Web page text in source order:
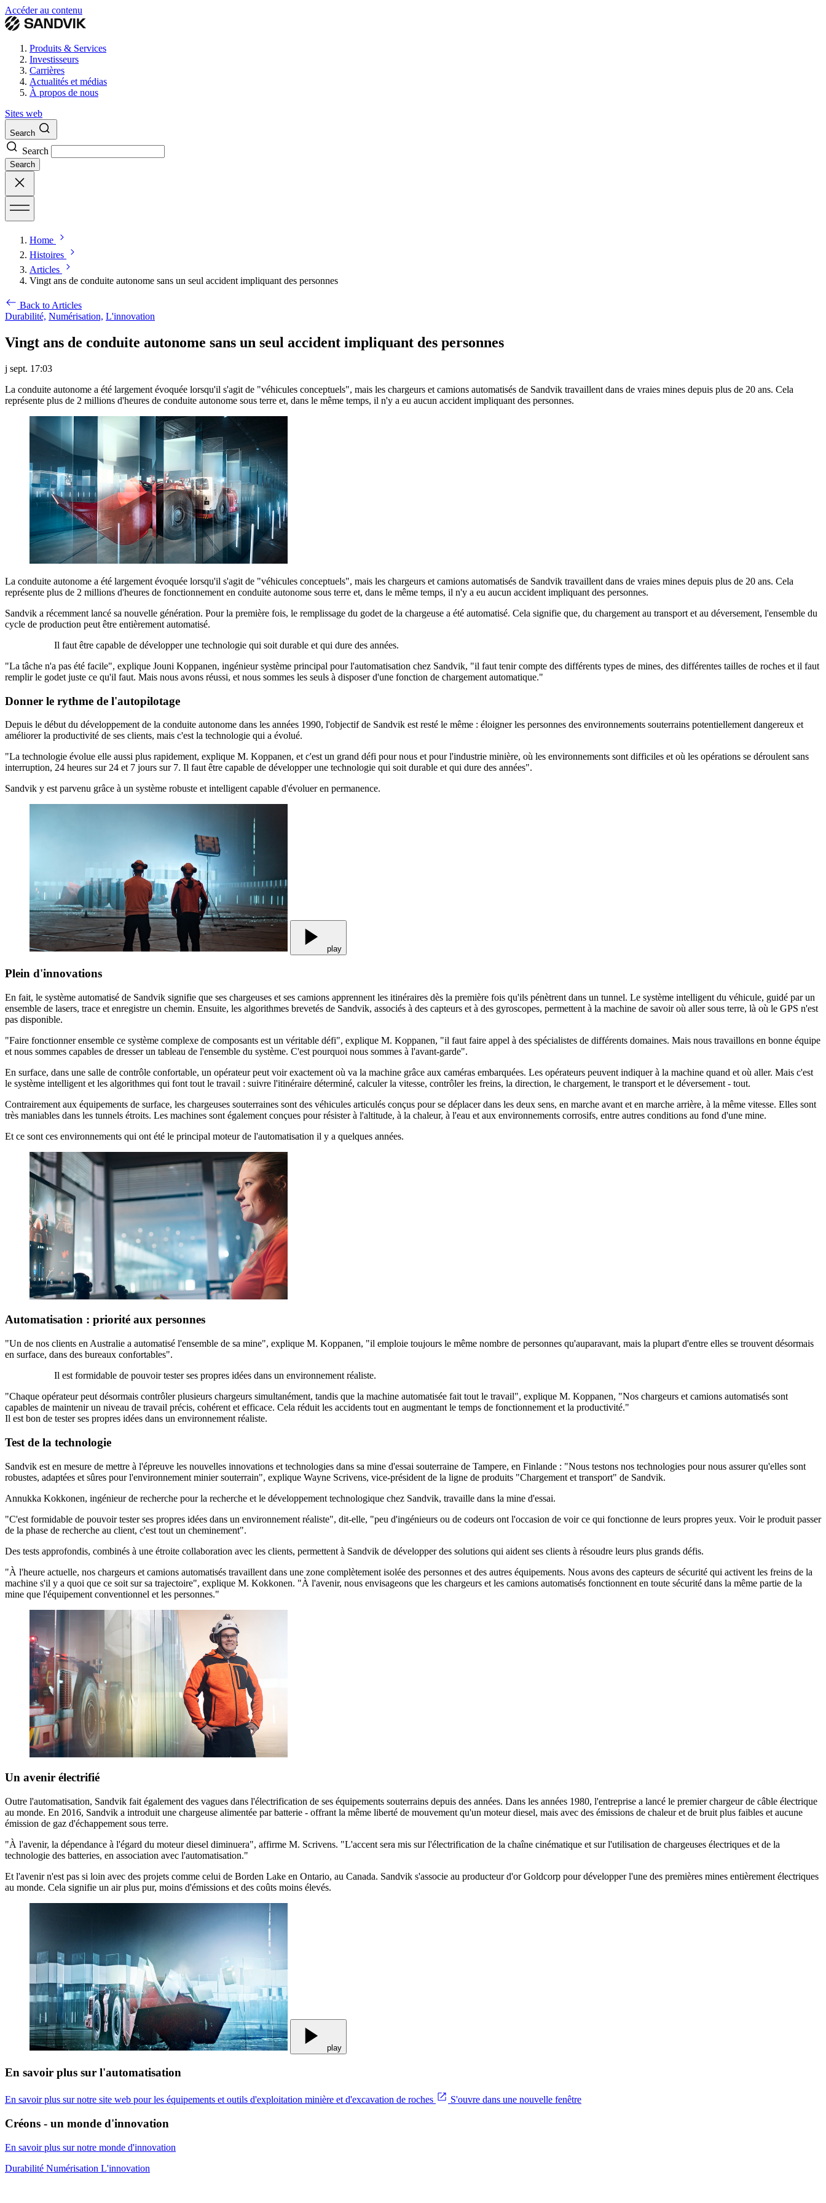
Accéder au contenu
Produits & Services
Investisseurs
Carrières
Actualités et médias
À propos de nous
Sites web
Search
Search
Search
Home
Histoires
Articles
Vingt ans de conduite autonome sans un seul accident impliquant des personnes
Back to Articles
Durabilité, Numérisation, L'innovation
Vingt ans de conduite autonome sans un seul accident impliquant des personnes
j sept. 17:03
La conduite autonome a été largement évoquée lorsqu'il s'agit de "véhicules conceptuels", mais les chargeurs et camions automatisés de Sandvik travaillent dans de vraies mines depuis plus de 20 ans. Cela
représente plus de 2 millions d'heures de conduite autonome sous terre et, dans le même temps, il n'y a eu aucun accident impliquant des personnes.
La conduite autonome a été largement évoquée lorsqu'il s'agit de "véhicules conceptuels", mais les chargeurs et camions automatisés de Sandvik travaillent dans de vraies mines depuis plus de 20 ans. Cela
représente plus de 2 millions d'heures de fonctionnement en conduite autonome sous terre et, dans le même temps, il n'y a eu aucun accident impliquant des personnes.
Sandvik a récemment lancé sa nouvelle génération. Pour la première fois, le remplissage du godet de la chargeuse a été automatisé. Cela signifie que, du chargement au transport et au déversement, l'ensemble du
cycle de production peut être entièrement automatisé.
Il faut être capable de développer une technologie qui soit durable et qui dure des années.
"La tâche n'a pas été facile", explique Jouni Koppanen, ingénieur système principal pour l'automatisation chez Sandvik, "il faut tenir compte des différents types de mines, des différentes tailles de roches et il faut
remplir le godet juste ce qu'il faut. Mais nous avons réussi, et nous sommes les seuls à disposer d'une fonction de chargement automatique."
Donner le rythme de l'autopilotage
Depuis le début du développement de la conduite autonome dans les années 1990, l'objectif de Sandvik est resté le même : éloigner les personnes des environnements souterrains potentiellement dangereux et
améliorer la productivité de ses clients, mais c'est la technologie qui a évolué.
"La technologie évolue elle aussi plus rapidement, explique M. Koppanen, et c'est un grand défi pour nous et pour l'industrie minière, où les environnements sont difficiles et où les opérations se déroulent sans
interruption, 24 heures sur 24 et 7 jours sur 7. Il faut être capable de développer une technologie qui soit durable et qui dure des années".
Sandvik y est parvenu grâce à un système robuste et intelligent capable d'évoluer en permanence.
play
Plein d'innovations
En fait, le système automatisé de Sandvik signifie que ses chargeuses et ses camions apprennent les itinéraires dès la première fois qu'ils pénètrent dans un tunnel. Le système intelligent du véhicule, guidé par un
ensemble de lasers, trace et enregistre un chemin. Ensuite, les algorithmes brevetés de Sandvik, associés à des capteurs et à des gyroscopes, permettent à la machine de savoir où aller sous terre, là où le GPS n'est
pas disponible.
"Faire fonctionner ensemble ce système complexe de composants est un véritable défi", explique M. Koppanen, "il faut faire appel à des spécialistes de différents domaines. Mais nous travaillons en bonne équipe
et nous sommes capables de dresser un tableau de l'ensemble du système. C'est pourquoi nous sommes à l'avant-garde".
En surface, dans une salle de contrôle confortable, un opérateur peut voir exactement où va la machine grâce aux caméras embarquées. Les opérateurs peuvent indiquer à la machine quand et où aller. Mais c'est
le système intelligent et les algorithmes qui font tout le travail : suivre l'itinéraire déterminé, calculer la vitesse, contrôler les freins, la direction, le chargement, le transport et le déversement - tout.
Contrairement aux équipements de surface, les chargeuses souterraines sont des véhicules articulés conçus pour se déplacer dans les deux sens, en marche avant et en marche arrière, à la même vitesse. Elles sont
très maniables dans les tunnels étroits. Les machines sont également conçues pour résister à l'altitude, à la chaleur, à l'eau et aux environnements corrosifs, entre autres conditions au fond d'une mine.
Et ce sont ces environnements qui ont été le principal moteur de l'automatisation il y a quelques années.
Automatisation : priorité aux personnes
"Un de nos clients en Australie a automatisé l'ensemble de sa mine", explique M. Koppanen, "il emploie toujours le même nombre de personnes qu'auparavant, mais la plupart d'entre elles se trouvent désormais
en surface, dans des bureaux confortables".
Il est formidable de pouvoir tester ses propres idées dans un environnement réaliste.
"Chaque opérateur peut désormais contrôler plusieurs chargeurs simultanément, tandis que la machine automatisée fait tout le travail", explique M. Koppanen, "Nos chargeurs et camions automatisés sont
capables de maintenir un niveau de travail précis, cohérent et efficace. Cela réduit les accidents tout en augmentant le temps de fonctionnement et la productivité."
Il est bon de tester ses propres idées dans un environnement réaliste.
Test de la technologie
Sandvik est en mesure de mettre à l'épreuve les nouvelles innovations et technologies dans sa mine d'essai souterraine de Tampere, en Finlande : "Nous testons nos technologies pour nous assurer qu'elles sont
robustes, adaptées et sûres pour l'environnement minier souterrain", explique Wayne Scrivens, vice-président de la ligne de produits "Chargement et transport" de Sandvik.
Annukka Kokkonen, ingénieur de recherche pour la recherche et le développement technologique chez Sandvik, travaille dans la mine d'essai.
"C'est formidable de pouvoir tester ses propres idées dans un environnement réaliste", dit-elle, "peu d'ingénieurs ou de codeurs ont l'occasion de voir ce qui fonctionne de leurs propres yeux. Voir le produit passer
de la phase de recherche au client, c'est tout un cheminement".
Des tests approfondis, combinés à une étroite collaboration avec les clients, permettent à Sandvik de développer des solutions qui aident ses clients à résoudre leurs plus grands défis.
"À l'heure actuelle, nos chargeurs et camions automatisés travaillent dans une zone complètement isolée des personnes et des autres équipements. Nous avons des capteurs de sécurité qui activent les freins de la
machine s'il y a quoi que ce soit sur sa trajectoire", explique M. Kokkonen. "À l'avenir, nous envisageons que les chargeurs et les camions automatisés fonctionnent en toute sécurité dans la même partie de la
mine que l'équipement conventionnel et les personnes."
Un avenir électrifié
Outre l'automatisation, Sandvik fait également des vagues dans l'électrification de ses équipements souterrains depuis des années. Dans les années 1980, l'entreprise a lancé le premier chargeur de câble électrique
au monde. En 2016, Sandvik a introduit une chargeuse alimentée par batterie - offrant la même liberté de mouvement qu'un moteur diesel, mais avec des émissions de chaleur et de bruit plus faibles et aucune
émission de gaz d'échappement sous terre.
"À l'avenir, la dépendance à l'égard du moteur diesel diminuera", affirme M. Scrivens. "L'accent sera mis sur l'électrification de la chaîne cinématique et sur l'utilisation de chargeuses électriques et de la
technologie des batteries, en association avec l'automatisation."
Et l'avenir n'est pas si loin avec des projets comme celui de Borden Lake en Ontario, au Canada. Sandvik s'associe au producteur d'or Goldcorp pour développer l'une des premières mines entièrement électriques
au monde. Cela signifie un air plus pur, moins d'émissions et des coûts moins élevés.
play
En savoir plus sur l'automatisation
En savoir plus sur notre site web pour les équipements et outils d'exploitation minière et d'excavation de roches S'ouvre dans une nouvelle fenêtre
Créons - un monde d'innovation
En savoir plus sur notre monde d'innovation
Durabilité Numérisation L'innovation